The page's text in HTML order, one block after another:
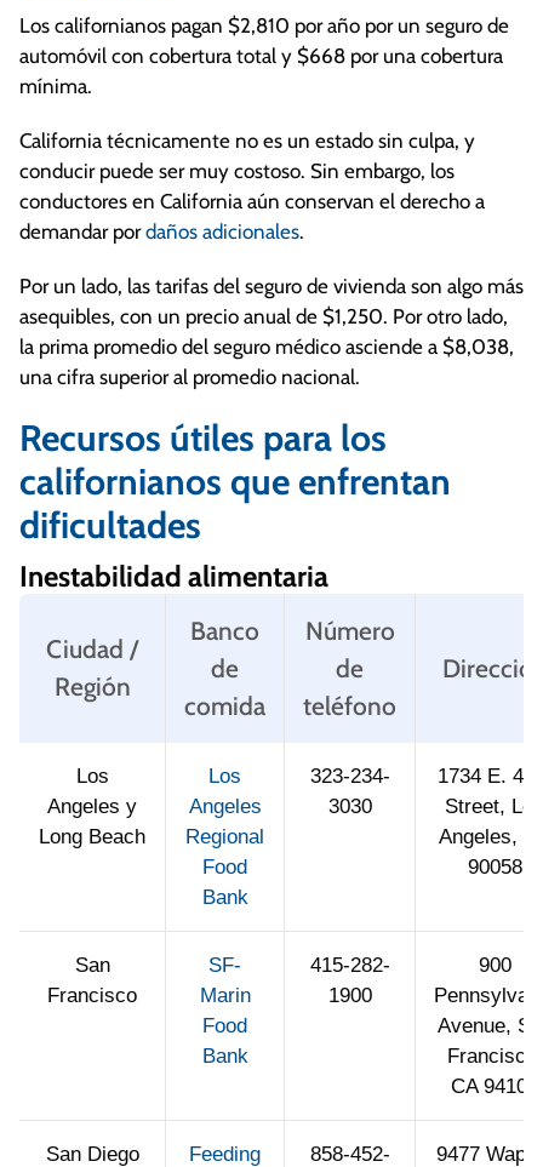
Los californianos pagan $2,810 por año por un seguro de
automóvil con cobertura total y $668 por una cobertura
mínima.
California técnicamente no es un estado sin culpa, y
conducir puede ser muy costoso. Sin embargo, los
conductores en California aún conservan el derecho a
demandar pordaños adicionales.
Por un lado, las tarifas del seguro de vivienda son algo más
asequibles, con un precio anual de $1,250. Por otro lado,
la prima promedio del seguro médico asciende a $8,038,
una cifra superior al promedio nacional.
Recursos útiles para los
californianos que enfrentan
dificultades
Inestabilidad alimentaria
Ciudad /
Región
Banco
de
comida
Número
de
teléfono
Los
Angeles y
Long Beach
Los
Angeles
Regional
Food
Bank
323-234-
3030
1734 E.
Street, Los
Angeles,
90058
San
Francisco
SF-
Marin
Food
Bank
415-282-
1900
900
Avenue,
Francisco,
CA 94107
San Diego
Feeding
858-452-
9477